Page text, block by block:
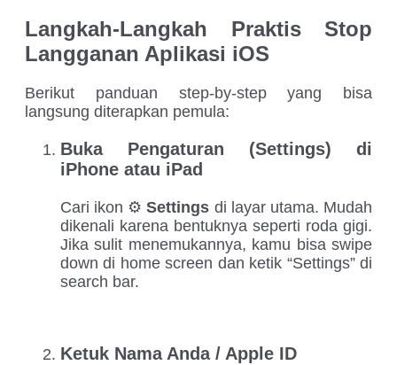
Langkah-Langkah Praktis Stop
Langganan Aplikasi iOS
Berikut panduan step-by-step yang bisa
langsung diterapkan pemula:
Buka Pengaturan (Settings) di
iPhone atau iPad
Cari ikon ⚙️Settings di layar utama. Mudah
dikenali karena bentuknya seperti roda gigi.
Jika sulit menemukannya, kamu bisa swipe
down di home screen dan ketik “Settings” di
search bar.
Ketuk Nama Anda / Apple ID